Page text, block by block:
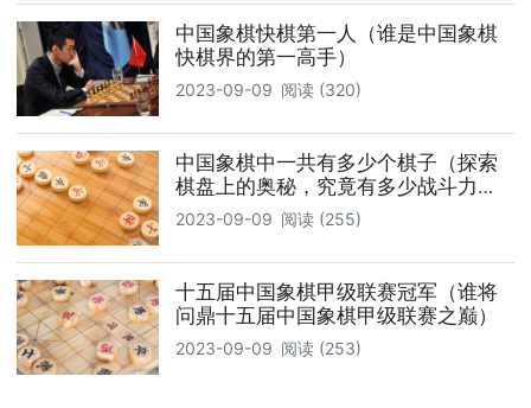
中国象棋快棋第一人（谁是中国象棋
快棋界的第一高手）
2023-09-09 阅读 (320)
中国象棋中一共有多少个棋子（探索
棋盘上的奥秘，究竟有多少战斗力
量）
2023-09-09 阅读 (255)
十五届中国象棋甲级联赛冠军（谁将
问鼎十五届中国象棋甲级联赛之巅）
2023-09-09 阅读 (253)